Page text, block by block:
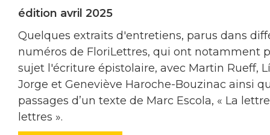
édition avril 2025
Quelques extraits d'entretiens, parus dans
numéros de FloriLettres, qui ont notamment
sujet l'écriture épistolaire, avec Martin Rueff,
Jorge et Geneviève Haroche-Bouzinac ainsi
passages d’un texte de Marc Escola, « La
lettres ».